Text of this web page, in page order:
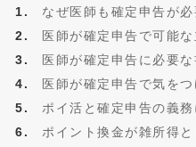
なぜ医師も確定申告が必
医師が確定申告で可能な
医師が確定申告に必要な
医師が確定申告で気を
ポイ活と確定申告の義務
ポイント換金が雑所得